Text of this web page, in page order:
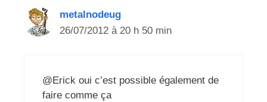
metalnodeug
26/07/2012 à 20 h 50 min
@Erick oui c’est possible également de
faire comme ça